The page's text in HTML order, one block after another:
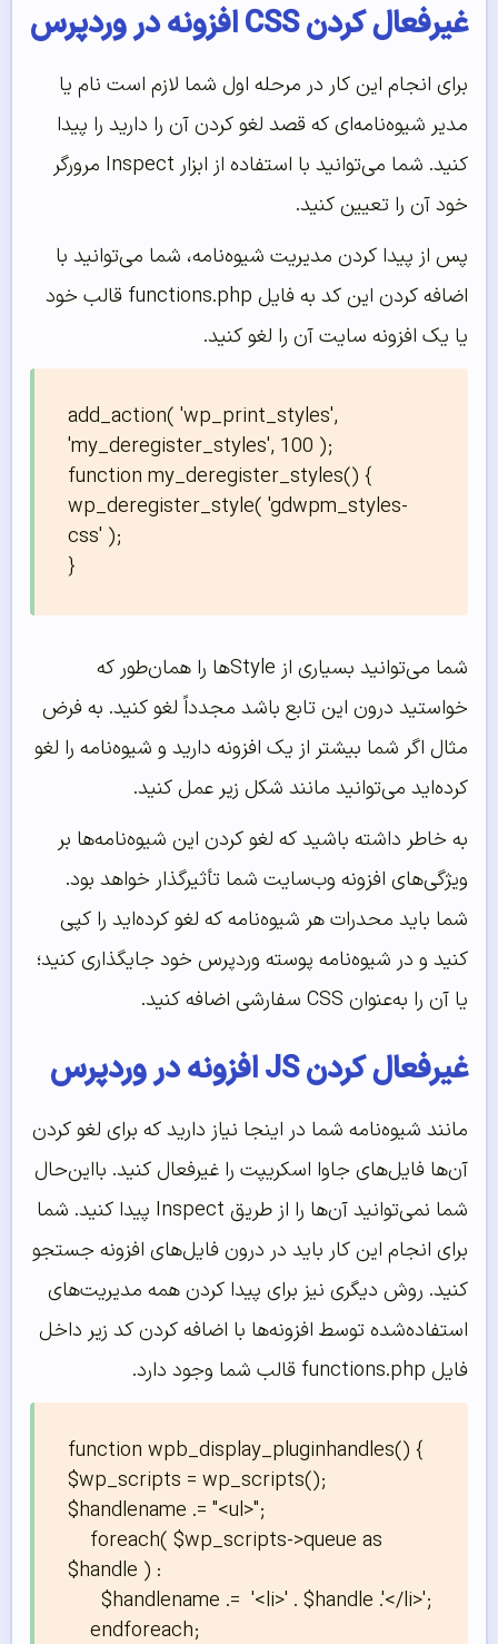
غیرفعال کردن CSS افزونه در وردپرس
برای انجام این کار در مرحله اول شما لازم است نام یا
مدیر شیوه‌نامه‌ای که قصد لغو کردن آن را دارید را پیدا
کنید. شما می‌توانید با استفاده از ابزار Inspect مرورگر
خود آن را تعیین کنید.
پس از پیدا کردن مدیریت شیوه‌نامه، شما می‌توانید با
اضافه کردن این کد به فایل functions.php قالب خود
یا یک افزونه سایت آن را لغو کنید.
add_action( 'wp_print_styles',
'my_deregister_styles', 100 );
function my_deregister_styles() {
wp_deregister_style( 'gdwpm_styles-
css' );
}
شما می‌توانید بسیاری از Styleها را همان‌طور که
خواستید درون این تابع باشد مجدداً لغو کنید. به فرض
مثال اگر شما بیشتر از یک افزونه دارید و شیوه‌نامه را لغو
کرده‌اید می‌توانید مانند شکل زیر عمل کنید.
به خاطر داشته باشید که لغو کردن این شیوه‌نامه‌ها بر
ویژگی‌های افزونه وب‌سایت شما تأثیرگذار خواهد بود.
شما باید محدرات هر شیوه‌نامه که لغو کرده‌اید را کپی
کنید و در شیوه‌نامه پوسته وردپرس خود جایگذاری کنید؛
یا آن را به‌عنوان CSS سفارشی اضافه کنید.
غیرفعال کردن JS افزونه در وردپرس
مانند شیوه‌نامه شما در اینجا نیاز دارید که برای لغو کردن
آن‌ها فایل‌های جاوا اسکریپت را غیرفعال کنید. بااین‌حال
شما نمی‌توانید آن‌ها را از طریق Inspect پیدا کنید. شما
برای انجام این کار باید در درون فایل‌های افزونه جستجو
کنید. روش دیگری نیز برای پیدا کردن همه مدیریت‌های
استفاده‌شده توسط افزونه‌ها با اضافه کردن کد زیر داخل
فایل functions.php قالب شما وجود دارد.
function wpb_display_pluginhandles() {
$wp_scripts = wp_scripts();
$handlename .= "<ul>";
$handle ) :